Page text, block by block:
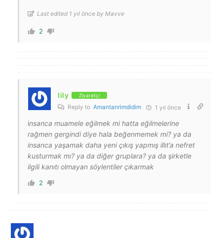
Last edited 1 yıl önce by Mavve
2
lily Ziyaretçi
Reply to Amantanrimdidim 1 yıl önce
insanca muamele eğilmek mi hatta eğilmelerine
rağmen gergindi diye hala beğenmemek mi? ya da
insanca yaşamak daha yeni çıkış yapmış illıt’a nefret
kusturmak mı? ya da diğer gruplara? ya da şirketle
ilgili kanıtı olmayan söylentiler çıkarmak
2